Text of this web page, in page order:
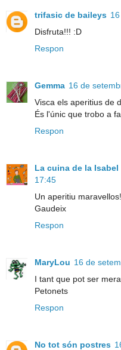
trifasic de baileys
Disfruta!!! :D
Respon
Gemma 16 de
Visca els aperitius de
És l'únic que trobo a
Respon
La cuina de la Isabel
17:45
Un aperitiu
Gaudeix
Respon
MaryLou 16 de
I tant que pot ser
Petonets
Respon
No tot són postres